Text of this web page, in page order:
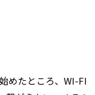
めたところ、WI-FI